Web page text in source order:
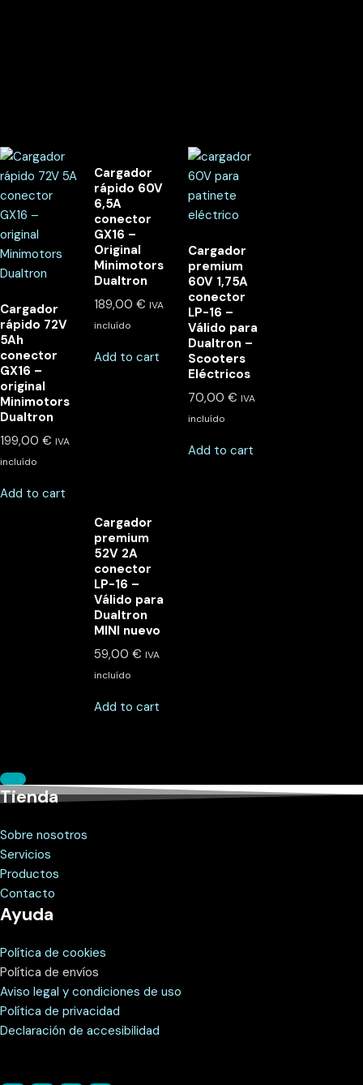
Cargador
rápido 72V
5Ah
conector
GX16 –
original
Minimotors
Dualtron
199,00 € IVA
incluído
Add to cart
Cargador
rápido 60V
6,5A
conector
GX16 –
Original
Minimotors
Dualtron
189,00 € IVA
incluído
Add to cart
Cargador
premium
60V 1,75A
conector
LP-16 –
Válido para
Dualtron –
Scooters
Eléctricos
70,00 € IVA
incluído
Add to cart
Cargador
premium
52V 2A
conector
LP-16 –
Válido para
Dualtron
MINI nuevo
59,00 € IVA
incluído
Add to cart
Tienda
Sobre nosotros
Servicios
Productos
Contacto
Ayuda
Política de cookies
Política de envíos
Aviso legal y condiciones de uso
Política de privacidad
Declaración de accesibilidad